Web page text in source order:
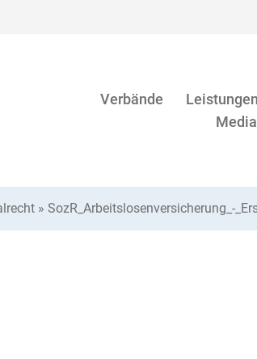
Verbände Leistungen
» SozR_Arbeitslosenversicherung_-